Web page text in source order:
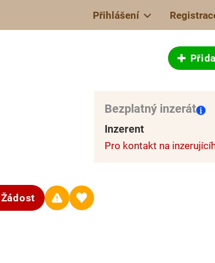
Přihlášení
Žádost
Bezplatný inzerát
Inzerent
Pro kontakt na